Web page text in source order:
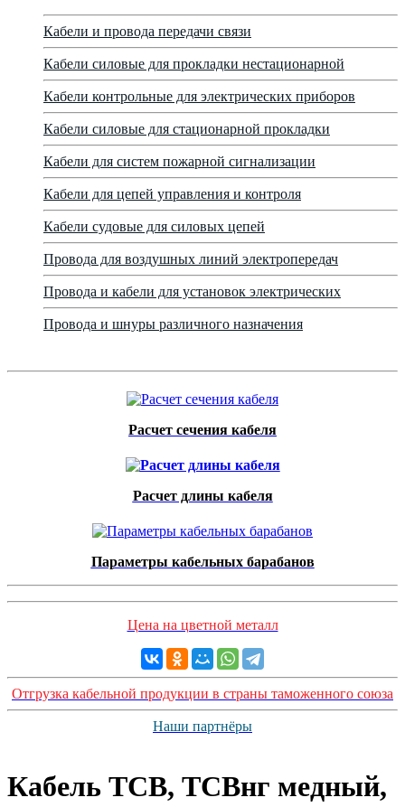
Кабели и провода передачи связи
Кабели силовые для прокладки нестационарной
Кабели контрольные для электрических приборов
Кабели силовые для стационарной прокладки
Кабели для систем пожарной сигнализации
Кабели для цепей управления и контроля
Кабели судовые для силовых цепей
Провода для воздушных линий электропередач
Провода и кабели для установок электрических
Провода и шнуры различного назначения
Расчет сечения кабеля
Расчет длины кабеля
Параметры кабельных барабанов
Цена на цветной металл
Отгрузка кабельной продукции в страны таможенного союза
Наши партнёры
Кабель ТСВ, ТСВнг медный,